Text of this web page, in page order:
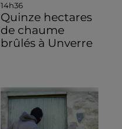
14h36
Quinze hectares
de chaume
brûlés à Unverre